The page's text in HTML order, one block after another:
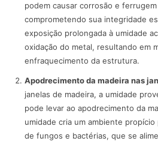
podem causar corrosão e
comprometendo sua integridade
exposição prolongada à umidade
oxidação do metal, resultando em
enfraquecimento da estrutura.
Apodrecimento da madeira nas
janelas de madeira, a umidade
pode levar ao apodrecimento da
umidade cria um ambiente
de fungos e bactérias, que se